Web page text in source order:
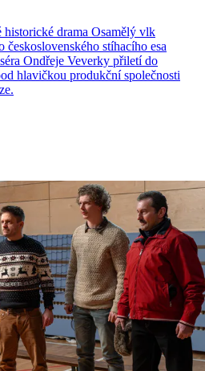
historické drama Osamělý vlk
československého stíhacího esa
Ondřeje Veverky přiletí do
hlavičkou produkční společnosti